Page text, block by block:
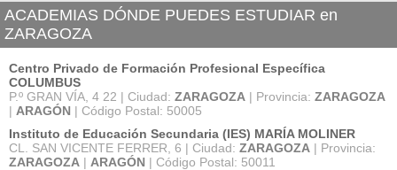
ACADEMIAS DÓNDE PUEDES ESTUDIAR en
ZARAGOZA
Centro Privado de Formación Profesional Específica
COLUMBUS
P.º GRAN VÍA, 4 22 | Ciudad: ZARAGOZA | Provincia: ZARAGOZA
| ARAGÓN | Código Postal: 50005
Instituto de Educación Secundaria (IES) MARÍA MOLINER
CL. SAN VICENTE FERRER, 6 | Ciudad: ZARAGOZA | Provincia:
ZARAGOZA | ARAGÓN | Código Postal: 50011